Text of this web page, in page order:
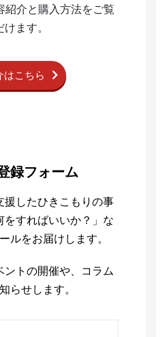
紹介と購入方法をご覧
けます。
はこちら
録フォーム
援したひきこもりの事
をすればいいか？」な
ルをお届けします。
ントの開催や、コラム
らせします。